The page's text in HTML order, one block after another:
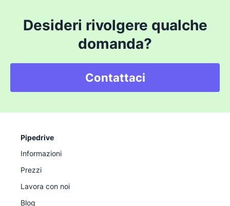
Desideri rivolgere qualche
domanda?
Contattaci
Pipedrive
Informazioni
Prezzi
Lavora con noi
Blog